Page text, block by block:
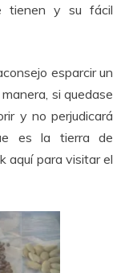
tienen y su fácil
esparcir un
si quedase
y no perjudicará
es la tierra de
aquí para visitar el